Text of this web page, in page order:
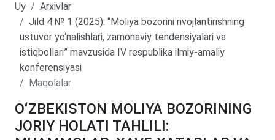
Uy
Arxivlar
Jild 4 № 1 (2025): “Moliya bozorini rivojlantirishning
ustuvor yo‘nalishlari, zamonaviy tendensiyalari va
istiqbollari” mavzusida IV respublika ilmiy-amaliy
konferensiyasi
Maqolalar
OʻZBEKISTON MOLIYA BOZORINING
JORIY HOLATI TAHLILI: